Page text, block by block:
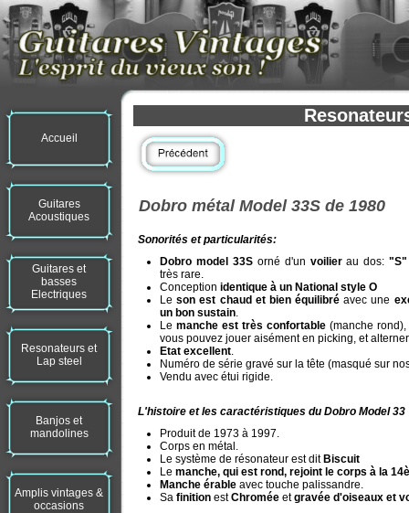
Accueil
Guitares
Acoustiques
Guitares et
basses
Electriques
Resonateurs et
Lap steel
Banjos et
mandolines
Amplis vintages &
occasions
Dobro métal Model 33S de 1980
Sonorités et particularités:
Dobro model 33Sorné d'un voilierau dos:"S"
très rare.
Conception identique à un National style O
Leson est chaud et bien équilibré avec une
un bon sustain.
Le manche est très confortable (manche rond),
vous pouvez jouer aisément en picking, et
Etat excellent.
Numéro de série gravé sur la tête (masqué sur
Vendu avec étui rigide.
L'histoire et les caractéristiques du Dobro Model 33
Produit de 1973 à 1997.
Corps en métal.
Le système de résonateur est dit Biscuit
Le manche, qui est rond, rejoint le corps à la
Manche érable avec touche palissandre.
Sa finition estChromée etgravée d'oiseaux et